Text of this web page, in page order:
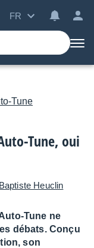
FR
Tune
Tune, oui
Heuclin
Tune ne
débats. Conçu
son